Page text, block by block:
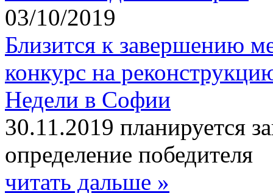
03/10/2019
Близится к завершению
конкурс на
Недели в Софии
30.11.2019 планируется
определение победителя
читать дальше »